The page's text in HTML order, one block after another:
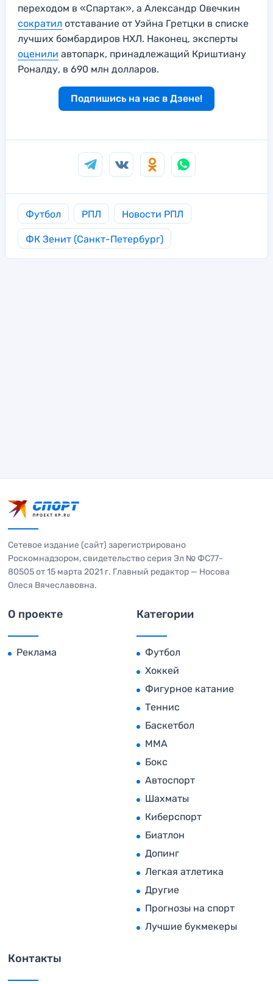
переходом в «Спартак», а Александр Овечкин
сократил отставание от Уэйна Гретцки в списке
лучших бомбардиров НХЛ. Наконец, эксперты
оценили автопарк, принадлежащий Криштиану
Роналду, в 690 млн долларов.
Подпишись на нас в Дзене!
Футбол РПЛ Новости РПЛ
ФК Зенит (Санкт-Петербург)
Сетевое издание (сайт) зарегистрировано
Роскомнадзором, свидетельство серия Эл № ФС77-
80505 от 15 марта 2021 г. Главный редактор — Носова
Олеся Вячеславовна.
О проекте
Реклама
Категории
Футбол
Хоккей
Фигурное катание
Теннис
Баскетбол
MMA
Бокс
Автоспорт
Шахматы
Киберспорт
Биатлон
Допинг
Легкая атлетика
Другие
Прогнозы на спорт
Лучшие букмекеры
Контакты